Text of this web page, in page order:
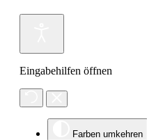
Eingabehilfen öffnen
Farben umkehren